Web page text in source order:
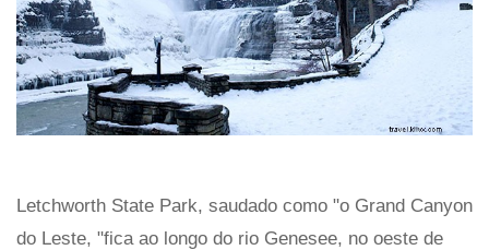
Letchworth State Park, saudado como "o Grand Canyon
do Leste, "fica ao longo do rio Genesee, no oeste de